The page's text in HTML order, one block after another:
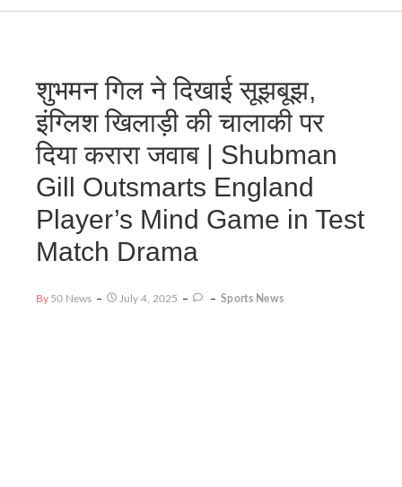
शुभमन गिल ने दिखाई सूझबूझ,
इंग्लिश खिलाड़ी की चालाकी पर
दिया करारा जवाब | Shubman
Gill Outsmarts England
Player’s Mind Game in Test
Match Drama
By 50 News July 4, 2025 Sports News